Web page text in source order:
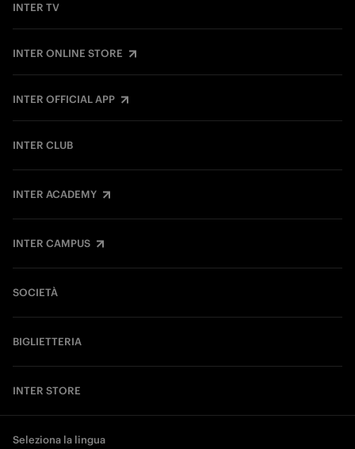
INTER TV
INTER ONLINE STORE
INTER OFFICIAL APP
INTER CLUB
INTER ACADEMY
INTER CAMPUS
SOCIETÀ
BIGLIETTERIA
INTER STORE
Seleziona la lingua